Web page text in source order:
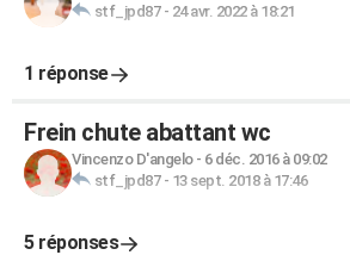
stf_jpd87- 24 avr. 2022 à 18:21
1 réponse
Frein chute abattant wc
Vincenzo D'angelo- 6 déc. 2016 à 09:02
stf_jpd87- 13 sept. 2018 à 17:46
5 réponses